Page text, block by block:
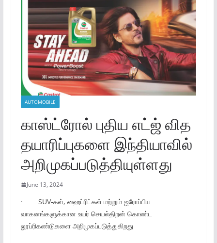
AUTOMOBILE
காஸ்ட்ரோல் புதிய எட்ஜ் வித
தயாரிப்புகளை இந்தியாவில்
அறிமுகப்படுத்தியுள்ளது
June 13, 2024
· SUV-கள், ஹைப்ரிட்கள் மற்றும் ஐரோப்பிய
வாகனங்களுக்கான உயர் செயல்திறன் கொண்ட
லூப்ரிகண்டுகளை அறிமுகப்படுத்துகிறது